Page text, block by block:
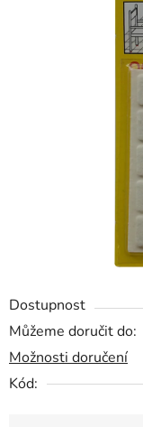
Dostupnost
Můžeme doručit do:
Možnosti doručení
Kód: